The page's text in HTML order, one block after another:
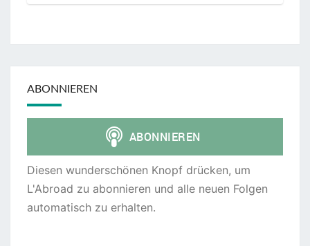
ABONNIEREN
Diesen wunderschönen Knopf drücken, um
L'Abroad zu abonnieren und alle neuen Folgen
automatisch zu erhalten.